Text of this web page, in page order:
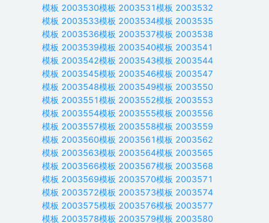
模板 2003530模板 2003531模板 2003532
模板 2003533模板 2003534模板 2003535
模板 2003536模板 2003537模板 2003538
模板 2003539模板 2003540模板 2003541
模板 2003542模板 2003543模板 2003544
模板 2003545模板 2003546模板 2003547
模板 2003548模板 2003549模板 2003550
模板 2003551模板 2003552模板 2003553
模板 2003554模板 2003555模板 2003556
模板 2003557模板 2003558模板 2003559
模板 2003560模板 2003561模板 2003562
模板 2003563模板 2003564模板 2003565
模板 2003566模板 2003567模板 2003568
模板 2003569模板 2003570模板 2003571
模板 2003572模板 2003573模板 2003574
模板 2003575模板 2003576模板 2003577
模板 2003578模板 2003579模板 2003580